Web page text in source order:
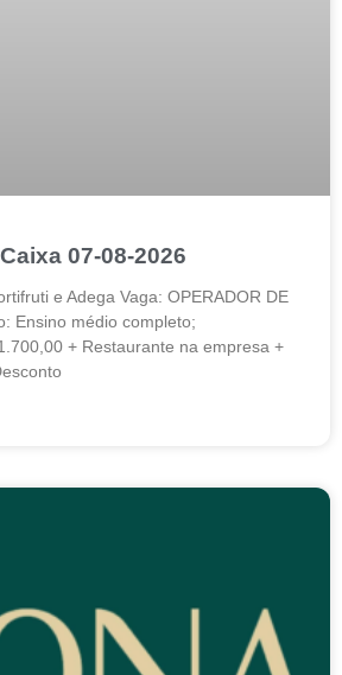
07-08-2026
e Adega Vaga: OPERADOR DE
Ensino médio completo;
+ Restaurante na empresa +